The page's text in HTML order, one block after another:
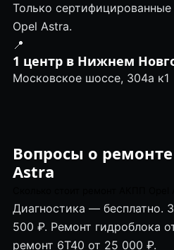
Только
Opel Astra.
📍
1 центр в Нижнем
Московское шоссе, 304а к1
Вопросы о
Astra
Диагностика — бесплатно.
500 ₽. Ремонт гидроблока
ремонт 6T40 от 25 000 ₽.